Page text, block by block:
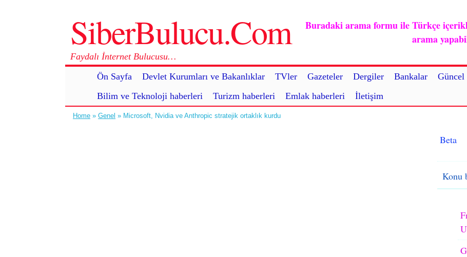
SiberBulucu.Com
Faydalı İnternet Bulucusu…
Ön Sayfa
Devlet Kurumları ve Bakanlıklar TVler Gazeteler Dergiler Bankalar Güncel
Bilim ve Teknoloji haberleri
Turizm haberleri Emlak haberleri İletişim
Buradaki arama formu ile Türkçe
arama
Home » Genel » Microsoft, Nvidia ve Anthropic stratejik ortaklık kurdu
Beta
Konu